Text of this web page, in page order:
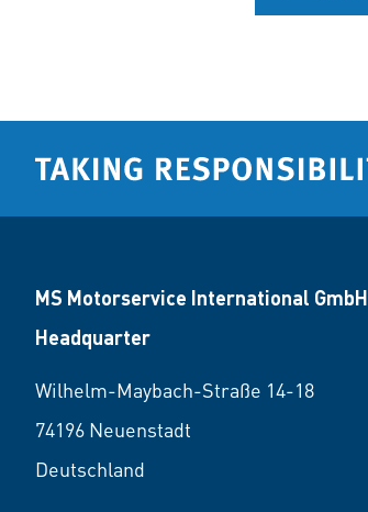
MS Motorservice International GmbH
Headquarter
Wilhelm-Maybach-Straße 14-18
74196 Neuenstadt
Deutschland